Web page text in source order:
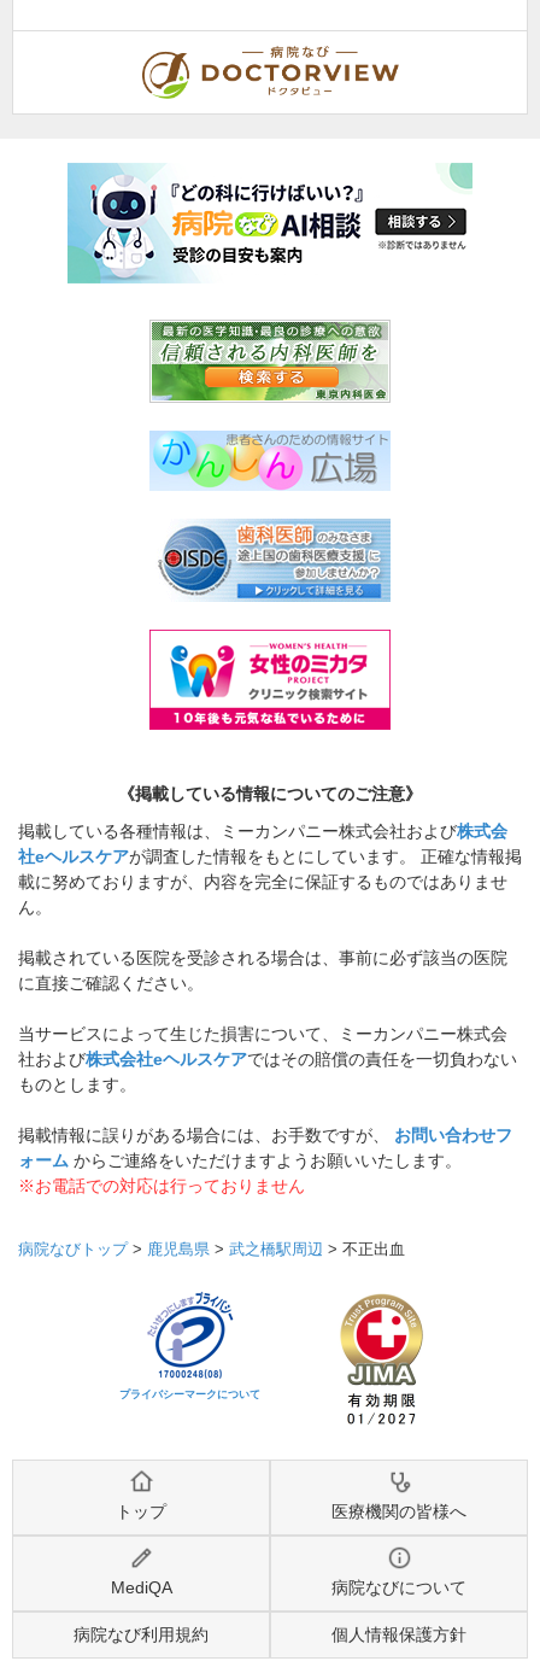
《掲載している情報についてのご注意》
掲載している各種情報は、ミーカンパニー株式会社および株式会
社eヘルスケアが調査した情報をもとにしています。 正確な情報掲
載に努めておりますが、内容を完全に保証するものではありませ
ん。
掲載されている医院を受診される場合は、事前に必ず該当の医院
に直接ご確認ください。
当サービスによって生じた損害について、ミーカンパニー株式会
社および株式会社eヘルスケアではその賠償の責任を一切負わない
ものとします。
掲載情報に誤りがある場合には、お手数ですが、 お問い合わせフ
ォーム からご連絡をいただけますようお願いいたします。
※お電話での対応は行っておりません
病院なびトップ> 鹿児島県 > 武之橋駅周辺 > 不正出血
プライバシーマークについて
トップ 医療機関の皆様へ
MediQA 病院なびについて
病院なび利用規約 個人情報保護方針